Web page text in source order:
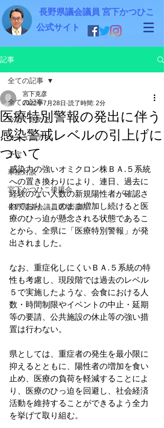
長野県議会議員 宮下かつひこ
公式サイト
記事
全ての記事
今すぐ始める
コミュニティ
予定
車座対談
宮下かつひこ後援会
長野県議会議員選挙活動
全ての記事
医療特別警報の発出に伴う
感染警戒レベルの引上げに
ついて
宮下克彦
2022年7月28日 読了時間: 2分
感染力の強いオミクロン株ＢＡ.５系統
への置き換わりにより、連日、過去に
経験のない人数の新規陽性者が確認さ
れており、このまま増加し続けると医
療のひっ迫が懸念される状態であるこ
とから、全県に「医療特別警報」が発
出されました。
なお、重症化しにくいＢＡ.５系統の特
性も考慮し、現段階では過去のレベル
５で実施したような、会食における人
数・時間制限やイベントの中止・延期
等の要請、公共施設の休止等の強い措
置は行わない。
県としては、重症者の発生を最小限に
抑えるとともに、陽性者の増加を食い
止め、医療の負荷を軽減することによ
り、医療のひっ迫を回避し、社会経済
活動を維持することができるよう全力
を挙げて取り組む。